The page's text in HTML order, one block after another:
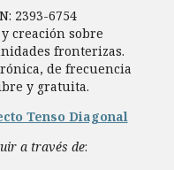
2393-6754
creación sobre
fronterizas.
de frecuencia
y gratuita.
Tenso Diagonal
a través de: